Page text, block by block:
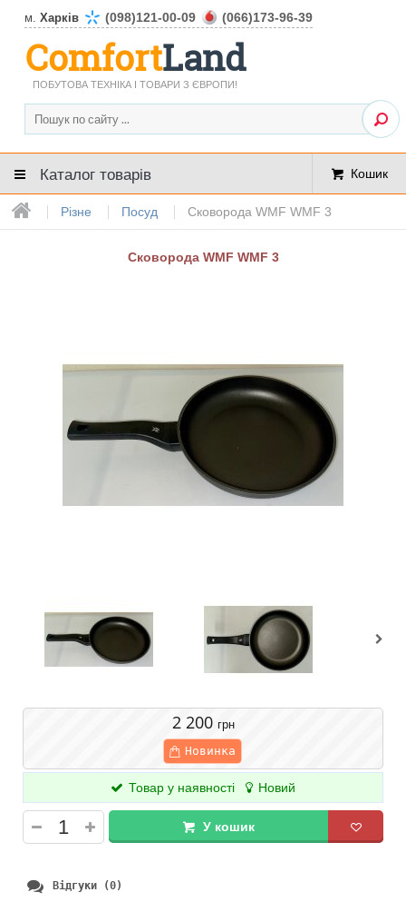
м. Харків (098)121-00-09 (066)173-96-39
ComfortLand
ПОБУТОВА ТЕХНІКА І ТОВАРИ З ЄВРОПИ!
Каталог товарів Кошик
Різне Посуд Сковорода WMF WMF 3
Сковорода WMF WMF 3
2 200 грн
Новинка
Товар у наявності Новий
У кошик
Відгуки (0)